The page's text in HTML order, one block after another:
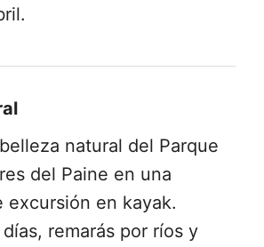
natural del Parque
del Paine en una
excursión en kayak.
remarás por ríos y